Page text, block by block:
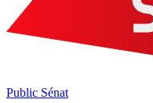
Public Sénat